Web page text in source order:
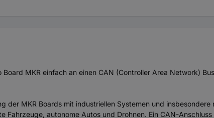
MKR einfach an einen CAN (Controller Area Network)
der MKR Boards mit industriellen Systemen und
Fahrzeuge, autonome Autos und Drohnen. Ein CAN-